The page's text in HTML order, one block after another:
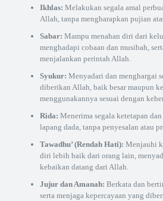
Ikhlas: Melakukan segala amal
Allah, tanpa mengharapkan pujian
Sabar: Mampu menahan diri dari
menghadapi cobaan dan musibah,
menjalankan perintah Allah.
Syukur: Menyadari dan menghargai
diberikan Allah, baik besar maupun
menggunakannya sesuai dengan
Rida: Menerima segala ketetapan
lapang dada, tanpa penyesalan atau
Tawadhu’ (Rendah Hati): Menjauhi
diri lebih baik dari orang lain,
kebaikan datang dari Allah.
Jujur dan Amanah: Berkata dan
serta menjaga kepercayaan yang